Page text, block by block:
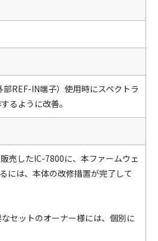
REF-IN端子）使用時にスペクトラ
るように改善。
売したIC-7800に、本ファームウェ
には、本体の改修措置が完了して
セットのオーナー様には、個別に